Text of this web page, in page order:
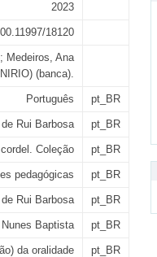
2023
18120
Medeiros, Ana
(banca).
Português pt_BR
Rui Barbosa pt_BR
Coleção pt_BR
pedagógicas pt_BR
Rui Barbosa pt_BR
Baptista pt_BR
da oralidade
pt_BR